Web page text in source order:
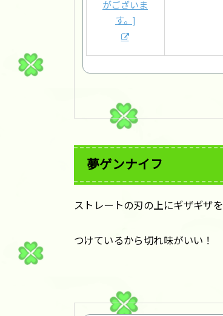
夢ゲンナイフ
ストレートの刃の上にギザギザを
つけているから切れ味がいい！